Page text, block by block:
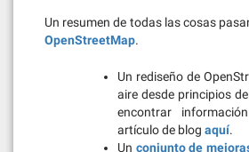
Un resumen de todas las cosas
OpenStreetMap.
Un rediseño de
aire desde principios
encontrar
artículo de blog aquí.
Un conjunto de